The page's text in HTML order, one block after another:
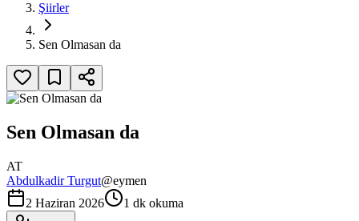
Şiirler
Sen Olmasan da
Sen Olmasan da
AT
Abdulkadir Turgut@eymen
2 Haziran 2026
1 dk okuma